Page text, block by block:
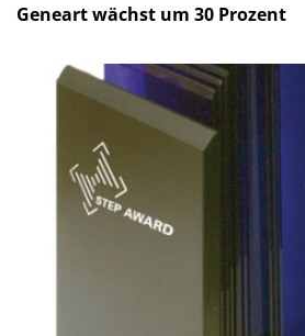
Geneart wächst um 30 Prozent